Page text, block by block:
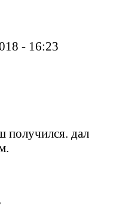
- 16:23
получился. дал